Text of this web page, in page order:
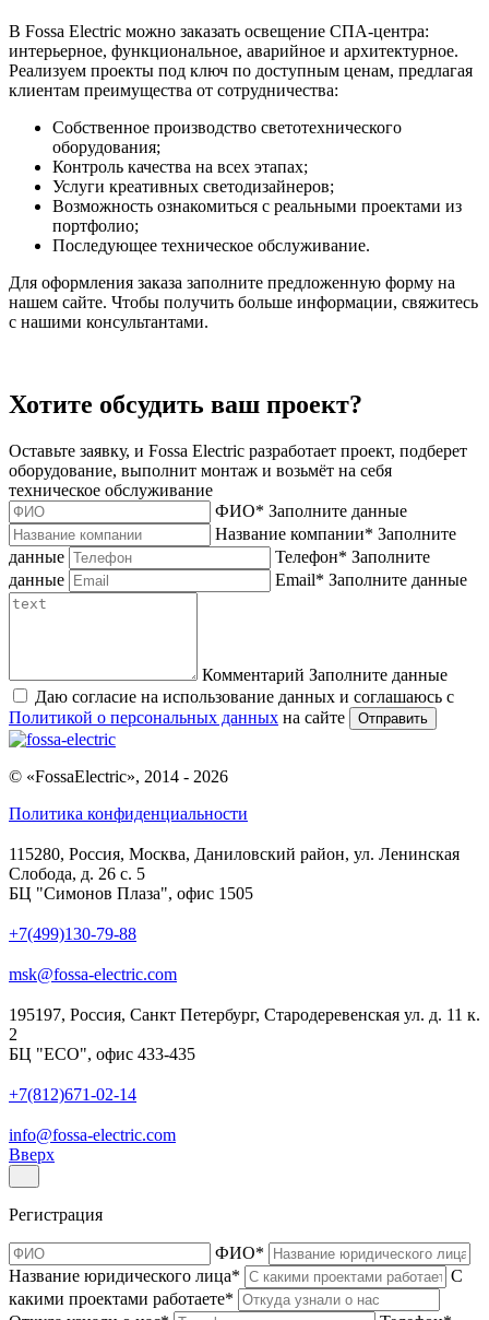
В Fossa Electric можно заказать освещение СПА-центра:
интерьерное, функциональное, аварийное и архитектурное.
Реализуем проекты под ключ по доступным ценам, предлагая
клиентам преимущества от сотрудничества:
Собственное производство светотехнического
оборудования;
Контроль качества на всех этапах;
Услуги креативных светодизайнеров;
Возможность ознакомиться с реальными проектами из
портфолио;
Последующее техническое обслуживание.
Для оформления заказа заполните предложенную форму на
нашем сайте. Чтобы получить больше информации, свяжитесь
с нашими консультантами.
Хотите обсудить ваш проект?
Оставьте заявку, и Fossa Electric разработает проект, подберет
оборудование, выполнит монтаж и возьмёт на себя
техническое обслуживание
ФИО* Заполните данные
Название компании* Заполните
данные
Телефон* Заполните
данные
Email* Заполните данные
Комментарий Заполните данные
Даю согласие на использование данных и соглашаюсь с
Политикой о персональных данных на сайте Отправить
© «FossaElectric», 2014 - 2026
Политика конфиденциальности
115280, Россия, Москва, Даниловский район, ул. Ленинская
Слобода, д. 26 с. 5
БЦ "Симонов Плаза", офис 1505
+7(499)130-79-88
msk@fossa-electric.com
195197, Россия, Санкт Петербург, Стародеревенская ул. д. 11 к.
2
БЦ "ECO", офис 433-435
+7(812)671-02-14
info@fossa-electric.com
Вверх
Регистрация
ФИО*
Название юридического лица*
С
какими проектами работаете*